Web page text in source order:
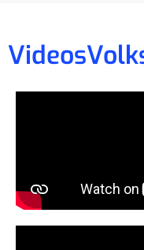
Videos